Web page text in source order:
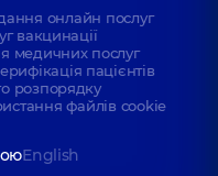
онлайн послуг
вакцинації
медичних послуг
пацієнтів
розпорядку
файлів cookie
English